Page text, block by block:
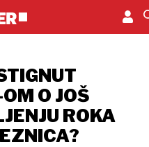
O JOŠ
ROKA